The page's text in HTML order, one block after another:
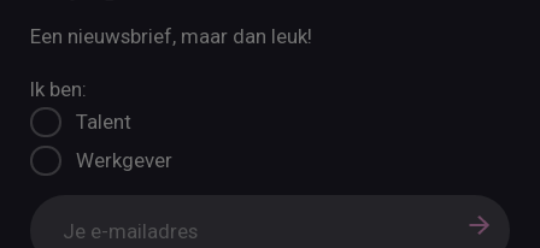
Een nieuwsbrief, maar dan leuk!
Ik ben:
Talent
Werkgever